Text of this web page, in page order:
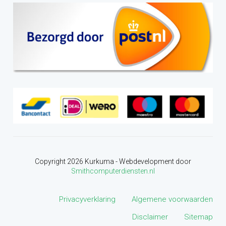
Copyright 2026 Kurkuma - Webdevelopment door
Smithcomputerdiensten.nl
Algemene voorwaarden
Privacyverklaring
Sitemap
Disclaimer